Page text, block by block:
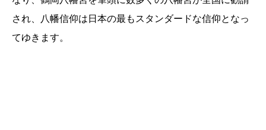
され、八幡信仰は日本の最もスタンダードな信仰となっ
てゆきます。